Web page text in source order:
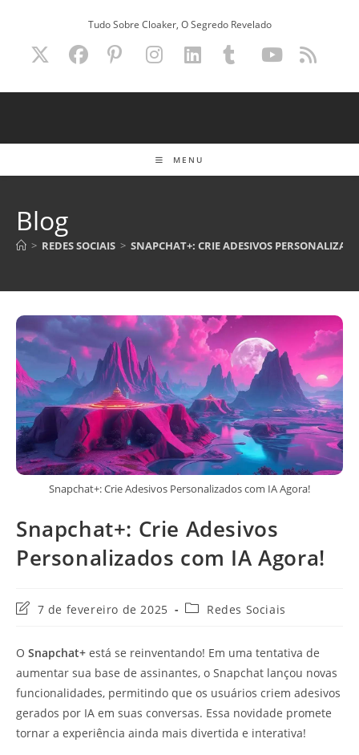
Tudo Sobre Cloaker, O Segredo Revelado
MENU
Blog
> REDES SOCIAIS > SNAPCHAT+: CRIE ADESIVOS
Snapchat+: Crie Adesivos Personalizados com IA Agora!
Snapchat+: Crie Adesivos
Personalizados com IA Agora!
Última
post:
7 de fevereiro de 2025
Categoria
Redes Sociais
O Snapchat+ está se reinventando! Em uma tentativa de
aumentar sua base de assinantes, o Snapchat lançou novas
funcionalidades, permitindo que os usuários criem adesivos
gerados por IA em suas conversas. Essa novidade promete
tornar a experiência ainda mais divertida e interativa!